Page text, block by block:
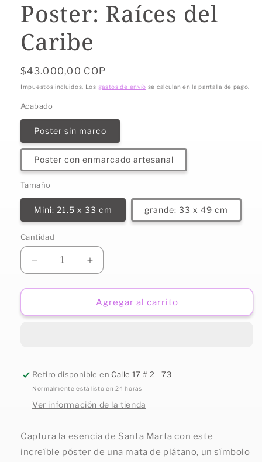
Poster: Raíces del
Caribe
Precio
habitual
$43.000,00 COP
Impuestos incluidos. Los gastos de envío se calculan en la pantalla de pago.
Acabado
Poster sin marco
Poster con enmarcado artesanal
Tamaño
Mini: 21.5 x 33 cm grande: 33 x 49 cm
Cantidad
Reducir
cantidad
para
Raíces
Aumentar
cantidad
para
Poster:
Raíces
Agregar al carrito
Retiro disponible en Calle 17 # 2 - 73
Normalmente está listo en 24 horas
Ver información de la tienda
Captura la esencia de Santa Marta con este
increíble póster de una mata de plátano, un símbolo